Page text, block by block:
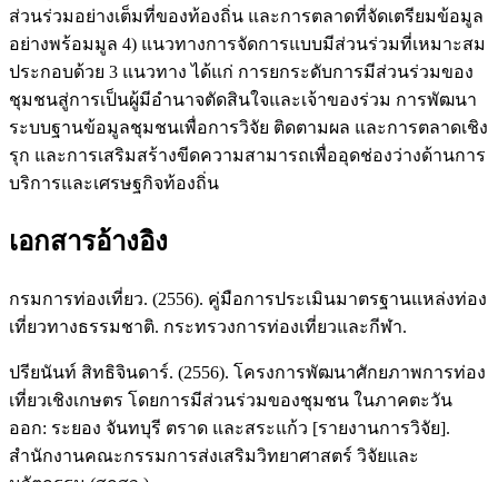
ส่วนร่วมอย่างเต็มที่ของท้องถิ่น และการตลาดที่จัดเตรียมข้อมูล
อย่างพร้อมมูล 4) แนวทางการจัดการแบบมีส่วนร่วมที่เหมาะสม
ประกอบด้วย 3 แนวทาง ได้แก่ การยกระดับการมีส่วนร่วมของ
ชุมชนสู่การเป็นผู้มีอำนาจตัดสินใจและเจ้าของร่วม การพัฒนา
ระบบฐานข้อมูลชุมชนเพื่อการวิจัย ติดตามผล และการตลาดเชิง
รุก และการเสริมสร้างขีดความสามารถเพื่ออุดช่องว่างด้านการ
บริการและเศรษฐกิจท้องถิ่น
เอกสารอ้างอิง
กรมการท่องเที่ยว. (2556). คู่มือการประเมินมาตรฐานแหล่งท่อง
เที่ยวทางธรรมชาติ. กระทรวงการท่องเที่ยวและกีฬา.
ปรียนันท์ สิทธิจินดาร์. (2556). โครงการพัฒนาศักยภาพการท่อง
เที่ยวเชิงเกษตร โดยการมีส่วนร่วมของชุมชน ในภาคตะวัน
ออก: ระยอง จันทบุรี ตราด และสระแก้ว [รายงานการวิจัย].
สำนักงานคณะกรรมการส่งเสริมวิทยาศาสตร์ วิจัยและ